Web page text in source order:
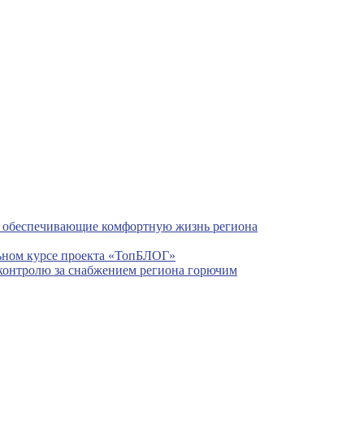
комфортную жизнь региона
курсе проекта «ТопБЛОГ»
за снабжением региона горючим